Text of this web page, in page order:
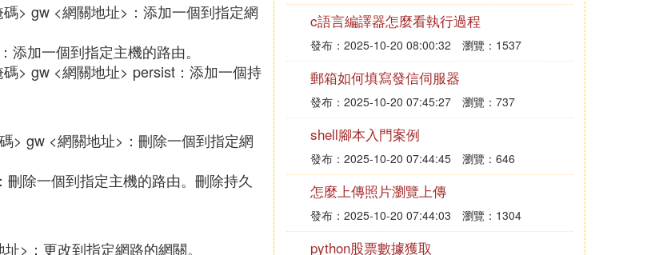
> gw <網關地址>：添加一個到指定網
加一個到指定主機的路由。
> gw <網關地址> persist：添加一個持
> gw <網關地址>：刪除一個到指定網
除一個到指定主機的路由。刪除持久
>：更改到指定網路的網關。
c語言編譯器怎麼看執行過程
發布：2025-10-20 08:00:32 瀏覽：1537
郵箱如何填寫發信伺服器
發布：2025-10-20 07:45:27 瀏覽：737
shell腳本入門案例
發布：2025-10-20 07:44:45 瀏覽：646
怎麼上傳照片瀏覽上傳
發布：2025-10-20 07:44:03 瀏覽：1304
python股票數據獲取